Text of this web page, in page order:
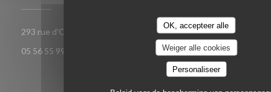
OK, accepteer alle
Weiger alle cookies
Personaliseer
293 rue d'Ornano 33000 bordeaux
((opent in een nieuw venster))
05 56 55 99 37